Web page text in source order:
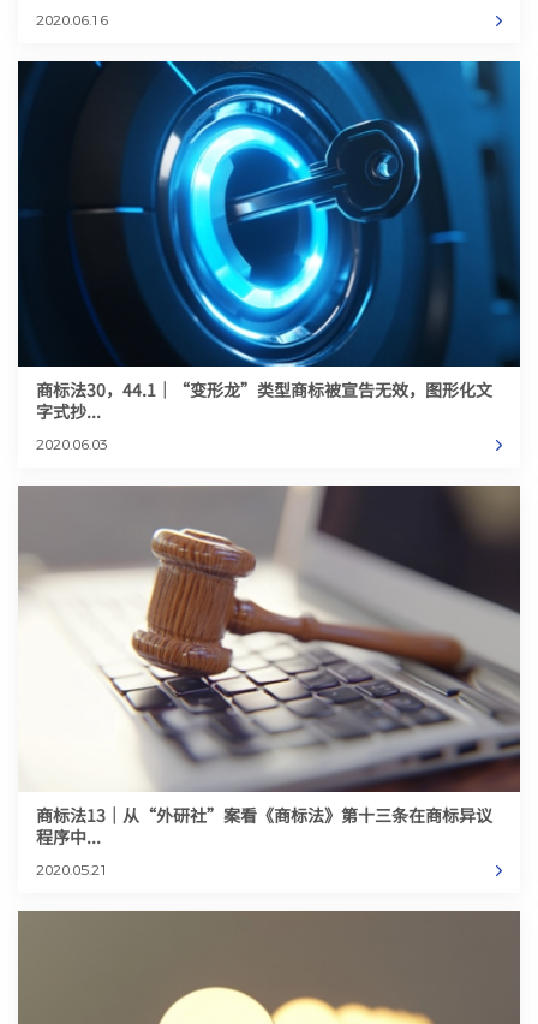
2020.06.16
商标法30，44.1｜“变形龙”类型商标被宣告无效，图形化文
字式抄...
2020.06.03
商标法13｜从“外研社”案看《商标法》第十三条在商标异议
程序中...
2020.05.21